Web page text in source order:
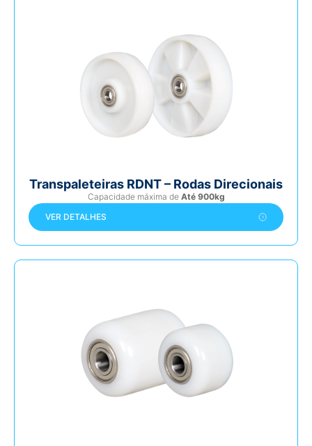
Transpaleteiras RDNT – Rodas Direcionais
Capacidade máxima de Até 900kg
VER DETALHES